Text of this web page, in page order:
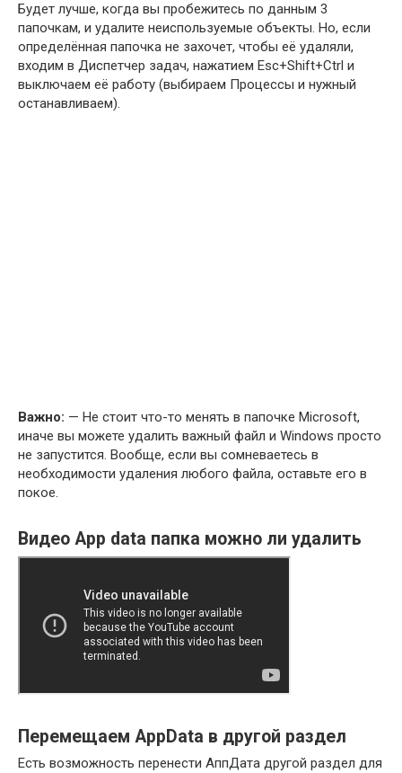
Будет лучше, когда вы пробежитесь по данным 3
папочкам, и удалите неиспользуемые объекты. Но, если
определённая папочка не захочет, чтобы её удаляли,
входим в Диспетчер задач, нажатием Esc+Shift+Ctrl и
выключаем её работу (выбираем Процессы и нужный
останавливаем).
Важно: — Не стоит что-то менять в папочке Microsoft,
иначе вы можете удалить важный файл и Windows просто
не запустится. Вообще, если вы сомневаетесь в
необходимости удаления любого файла, оставьте его в
покое.
Видео App data папка можно ли удалить
Перемещаем AppData в другой раздел
Есть возможность перенести АппДата другой раздел для